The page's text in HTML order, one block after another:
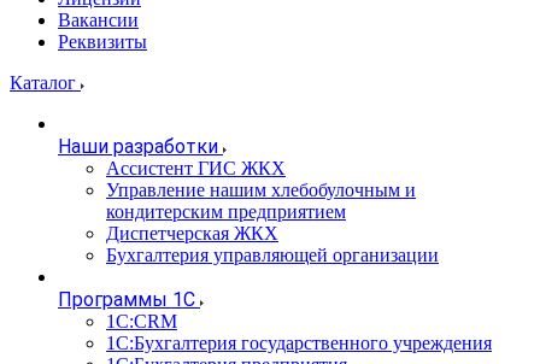
Вакансии
Реквизиты
Каталог
Наши разработки
Ассистент ГИС ЖКХ
Управление нашим хлебобулочным и
кондитерским предприятием
Диспетчерская ЖКХ
Бухгалтерия управляющей организации
Программы 1С
1С:CRM
1С:Бухгалтерия государственного учреждения